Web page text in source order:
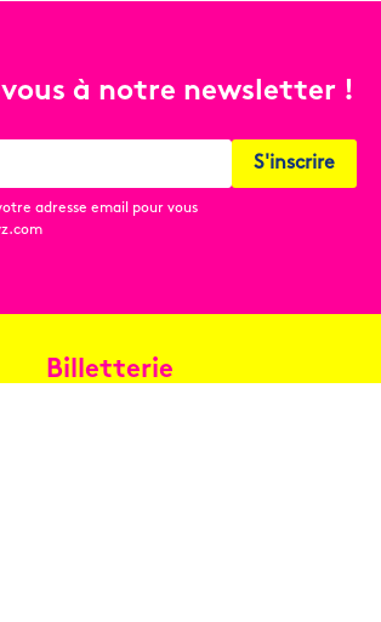
à notre newsletter !
adresse email pour vous
S'inscrire
Billetterie